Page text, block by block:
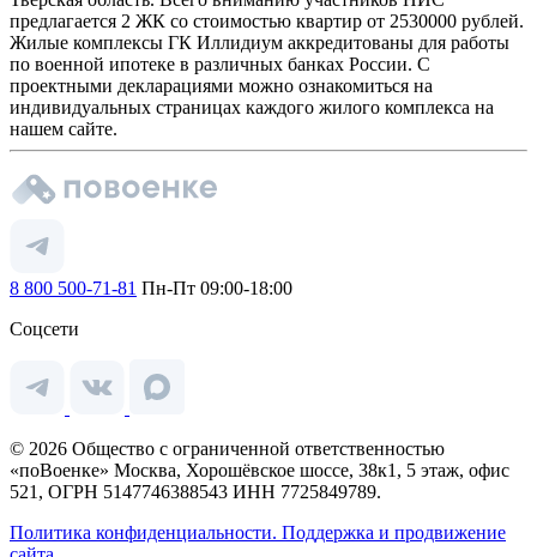
предлагается 2 ЖК со стоимостью квартир от 2530000 рублей.
Жилые комплексы ГК Иллидиум аккредитованы для работы
по военной ипотеке в различных банках России. С
проектными декларациями можно ознакомиться на
индивидуальных страницах каждого жилого комплекса на
нашем сайте.
8 800 500-71-81 Пн-Пт 09:00-18:00
Соцсети
© 2026 Общество с ограниченной ответственностью
«поВоенке» Москва, Хорошёвское шоссе, 38к1, 5 этаж, офис
521, ОГРН 5147746388543 ИНН 7725849789.
Политика конфиденциальности. Поддержка и продвижение